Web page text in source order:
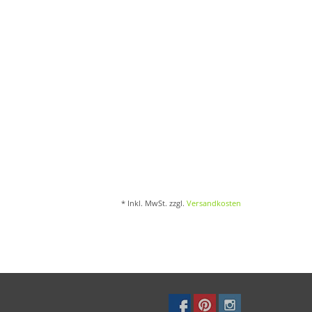
* Inkl. MwSt. zzgl. Versandkosten